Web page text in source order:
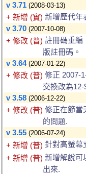
v 3.71 (2008-03-13)
+ 新增 (實) 新增歷代年
v 3.70 (2007-10-08)
+ 修改 (普) 註冊碼重編
版註冊碼。
v 3.64 (2007-01-22)
+ 修改 (普) 修正 2007-
交換改為12-
v 3.58 (2006-12-22)
+ 修改 (普) 修正在節當
的問題.
v 3.55 (2006-07-24)
+ 新增 (普) 針對高螢幕
+ 新增 (普) 新增解說可
出來.